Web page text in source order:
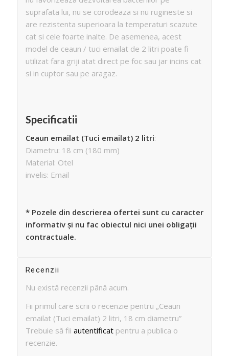
suprafata lui, nu se corodeaza si nu rugineste si
are rezistenta superioara la temperaturi scazute
cat si cele foarte inalte. De asemenea, acest
model de ceaun / tuci emailat de 2 litri poate fi
utilizat fara griji atat direct pe foc sau jar incins cat
si in cuptor sau pe aragaz.
Specificatii
Ceaun emailat (Tuci emailat) 2 litri:
Diametru: 18 cm (180 mm)
Material: Otel
invelis: Email
* Pozele din descrierea ofertei sunt cu caracter
informativ și nu fac obiectul nici unei obligații
contractuale.
Recenzii
Nu există recenzii până acum.
Fii primul care scrii o recenzie pentru „Ceaun
emailat (Tuci emailat) 2 litri, 18 cm diametru”
Trebuie să fii autentificatpentru a publica o
recenzie.